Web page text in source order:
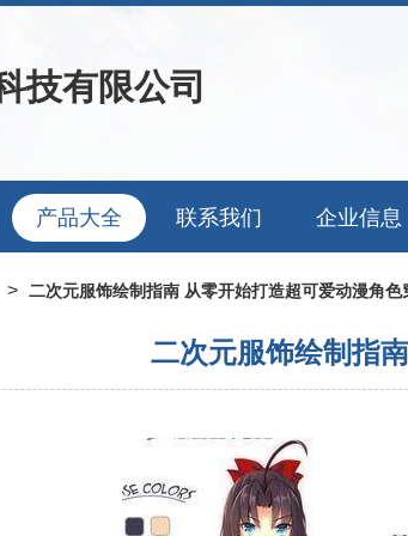
技有限公司
产品大全 联系我们 企业信息
> 二次元服饰绘制指南 从零开始打造超可爱动漫角色
二次元服饰绘制指